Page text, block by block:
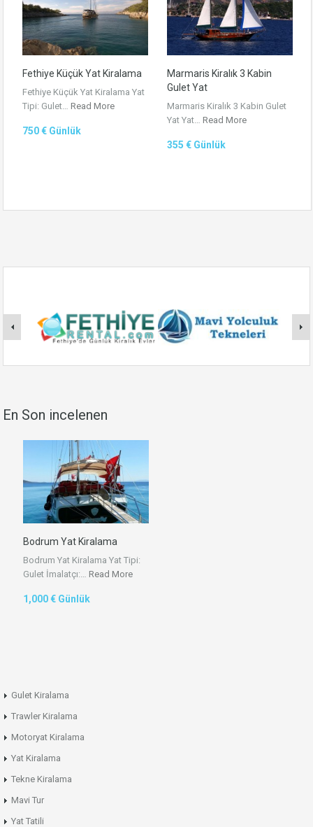
Fethiye Küçük Yat Kiralama
Fethiye Küçük Yat Kiralama Yat
Tipi: Gulet… Read More
750 € Günlük
Marmaris Kiralık 3 Kabin
Gulet Yat
Marmaris Kiralık 3 Kabin Gulet
Yat Yat… Read More
355 € Günlük
En Son incelenen
Bodrum Yat Kiralama
Bodrum Yat Kiralama Yat Tipi:
Gulet İmalatçı:… Read More
1,000 € Günlük
Gulet Kiralama
Trawler Kiralama
Motoryat Kiralama
Yat Kiralama
Tekne Kiralama
Mavi Tur
Yat Tatili